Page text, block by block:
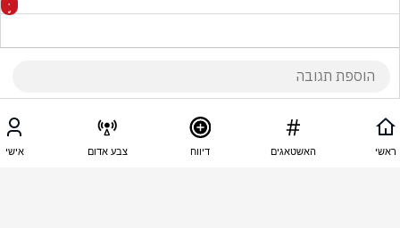
מאירה חביב
הזוי לגמרי  מכר אותנו ראשי האשטאגים דיווח צבע אדום אישי